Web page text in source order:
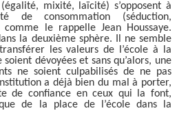
mixité, laïcité) s’opposent à
de consommation (séduction,
le rappelle Jean Houssaye.
la deuxième sphère. Il ne semble
les valeurs de l’école à la
soient dévoyées et sans qu’alors, une
ne soient culpabilisés de ne pas
a déjà bien du mal à porter,
de confiance en ceux qui la font,
de la place de l’école dans la